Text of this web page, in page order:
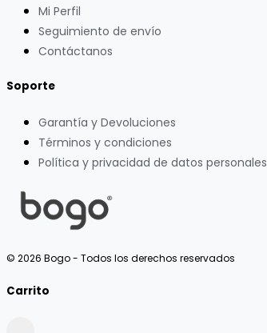
Mi Perfil
Seguimiento de envío
Contáctanos
Soporte
Garantía y Devoluciones
Términos y condiciones
Política y privacidad de datos personales
© 2026 Bogo - Todos los derechos reservados
Carrito